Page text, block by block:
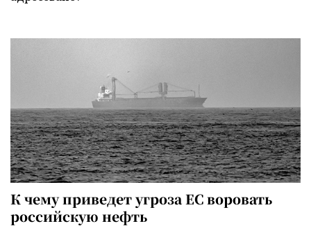
К чему приведет угроза ЕС воровать
российскую нефть